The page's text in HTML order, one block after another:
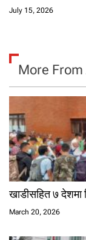
July 15, 2026
More
खाडीसहित ७ देशमा
March 20, 2026